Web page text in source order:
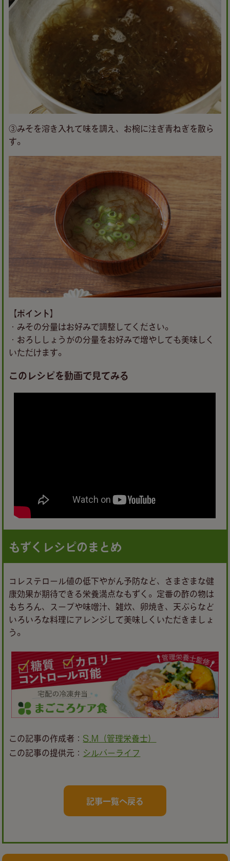
③みそを溶き入れて味を調え、お椀に注ぎ青ねぎを散ら
す。
【ポイント】
・みその分量はお好みで調整してください。
・おろししょうがの分量をお好みで増やしても美味しく
いただけます。
このレシピを動画で見てみる
もずくレシピのまとめ
コレステロール値の低下やがん予防など、さまざまな健
康効果が期待できる栄養満点なもずく。定番の酢の物は
もちろん、スープや味噌汁、雑炊、卵焼き、天ぷらなど
いろいろな料理にアレンジして美味しくいただきましょ
う。
この記事の作成者： S.M（管理栄養士）
この記事の提供元： シルバーライフ
記事一覧へ戻る